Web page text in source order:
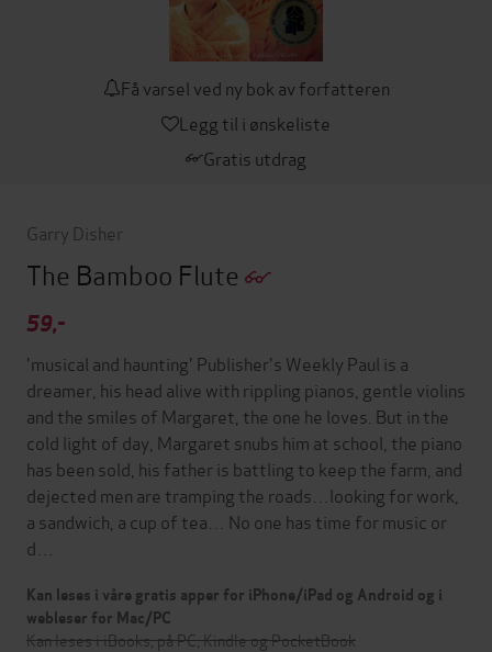
Få varsel ved ny bok av forfatteren
Legg til i ønskeliste
Gratis utdrag
Garry Disher
The Bamboo Flute
59,-
'musical and haunting' Publisher's Weekly Paul is a
dreamer, his head alive with rippling pianos, gentle violins
and the smiles of Margaret, the one he loves. But in the
cold light of day, Margaret snubs him at school, the piano
has been sold, his father is battling to keep the farm, and
dejected men are tramping the roads…looking for work,
a sandwich, a cup of tea… No one has time for music or
d…
Kan leses i våre gratis apper for iPhone/iPad og Android og i
webleser for Mac/PC
Kan leses i iBooks, på PC, Kindle og PocketBook